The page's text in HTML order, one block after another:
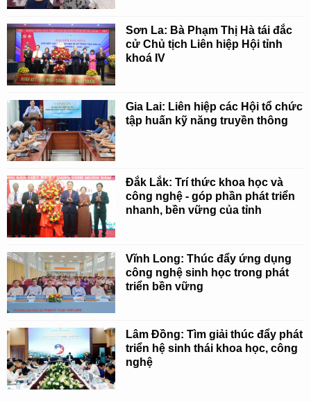
Sơn La: Bà Phạm Thị Hà tái đắc
cử Chủ tịch Liên hiệp Hội tỉnh
khoá IV
Gia Lai: Liên hiệp các Hội tổ chức
tập huấn kỹ năng truyền thông
Đắk Lắk: Trí thức khoa học và
công nghệ - góp phần phát triển
nhanh, bền vững của tỉnh
Vĩnh Long: Thúc đẩy ứng dụng
công nghệ sinh học trong phát
triển bền vững
Lâm Đồng: Tìm giải thúc đẩy phát
triển hệ sinh thái khoa học, công
nghệ